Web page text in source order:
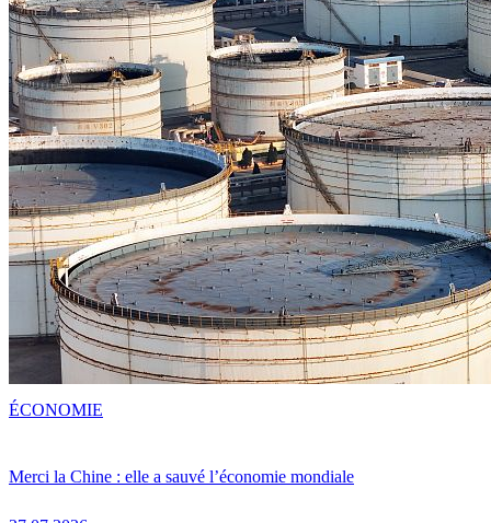
Merci la Chine : elle a sauvé l’économie mondiale
ÉCONOMIE